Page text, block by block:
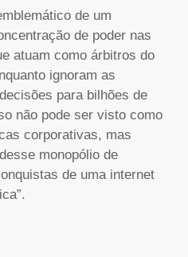
de um
de poder nas
atuam como árbitros do
ignoram as
para bilhões de
não pode ser visto como
corporativas, mas
monopólio de
de uma internet